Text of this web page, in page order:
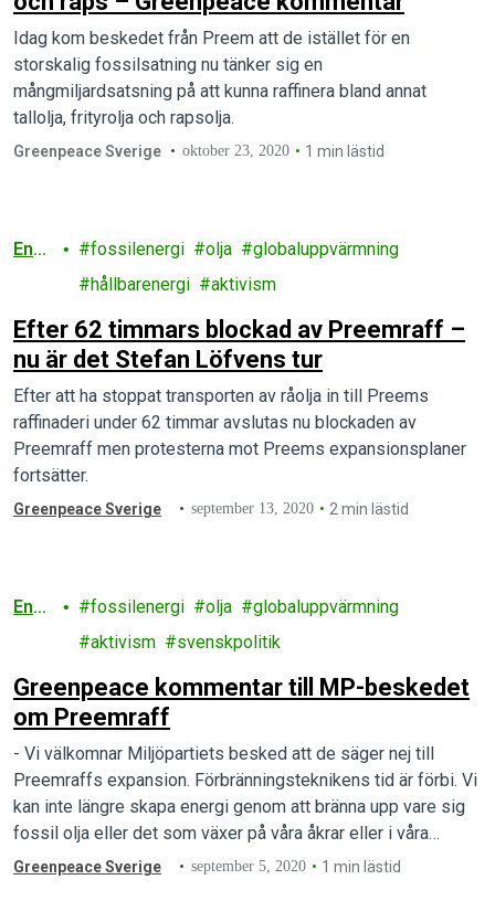
Idag kom beskedet från Preem att de istället för en
storskalig fossilsatning nu tänker sig en
mångmiljardsatsning på att kunna raffinera bland annat
tallolja, frityrolja och rapsolja.
Greenpeace Sverige oktober 23, 2020 1 min lästid
Ener
fossilenergi olja
globaluppvärmning
hållbarenergi
aktivism
Efter 62 timmars blockad av Preemraff –
nu är det Stefan Löfvens tur
Efter att ha stoppat transporten av råolja in till Preems
raffinaderi under 62 timmar avslutas nu blockaden av
Preemraff men protesterna mot Preems expansionsplaner
fortsätter.
Greenpeace Sverige september 13, 2020 2 min lästid
Ener
fossilenergi olja
globaluppvärmning
aktivism
svenskpolitik
Greenpeace kommentar till MP-beskedet
om Preemraff
- Vi välkomnar Miljöpartiets besked att de säger nej till
Preemraffs expansion. Förbränningsteknikens tid är förbi. Vi
kan inte längre skapa energi genom att bränna upp vare sig
fossil olja eller det som växer på våra åkrar eller i våra
skogar. Den fossila infrastrukturen måste fasas ut, vi måste
Greenpeace Sverige september 5, 2020 1 min lästid